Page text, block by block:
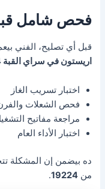
فحص شامل
قبل أي تصليح، الفني
اريستون في سراي القبة 19224
اختبار تسريب الغاز
فحص الشعلات
مراجعة مفاتيح
اختبار الأداء العام
ده بيضمن إن المشكلة
من19224
.